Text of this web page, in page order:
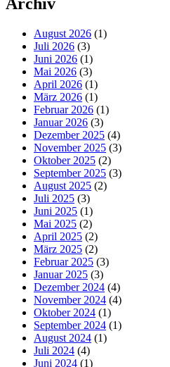
August 2026 (1)
Juli 2026 (3)
Juni 2026 (1)
Mai 2026 (3)
April 2026 (1)
März 2026 (1)
Februar 2026 (1)
Januar 2026 (3)
Dezember 2025 (4)
November 2025 (3)
Oktober 2025 (2)
September 2025 (3)
August 2025 (2)
Juli 2025 (3)
Juni 2025 (1)
Mai 2025 (2)
April 2025 (2)
März 2025 (2)
Februar 2025 (3)
Januar 2025 (3)
Dezember 2024 (4)
November 2024 (4)
Oktober 2024 (1)
September 2024 (1)
August 2024 (1)
Juli 2024 (4)
Juni 2024 (1)